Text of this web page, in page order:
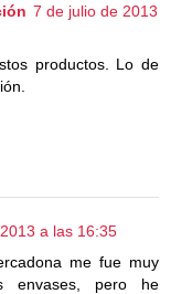
7 de julio de 2013
productos. Lo de
a las 16:35
me fue muy
envases, pero he